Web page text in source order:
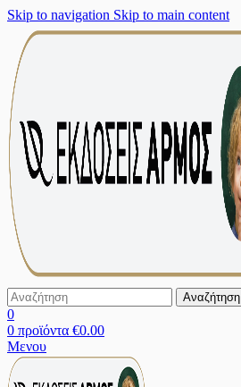
Skip to navigation Skip to main content
Αναζήτηση
0
0 προϊόντα €0.00
Μενου